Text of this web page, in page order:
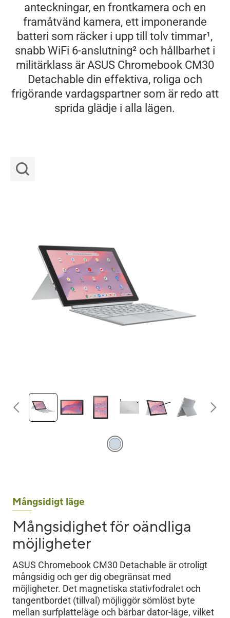
anteckningar, en frontkamera och en
framåtvänd kamera, ett imponerande
batteri som räcker i upp till tolv timmar1,
snabb WiFi 6-anslutning2och hållbarhet i
militärklass är ASUS Chromebook CM30
Detachable din effektiva, roliga och
frigörande vardagspartner som är redo att
sprida glädje i alla lägen.
Mångsidigt läge
Mångsidighet för oändliga
möjligheter
ASUS Chromebook CM30 Detachable är otroligt
mångsidig och ger dig obegränsat med
möjligheter. Det magnetiska stativfodralet och
tangentbordet (tillval) möjliggör sömlöst byte
mellan surfplatteläge och bärbar dator-läge, vilket